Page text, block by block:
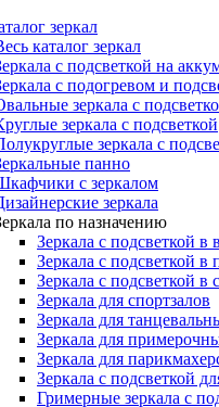
зеркал
каталог зеркал
с подсветкой на
с подогревом и
зеркала с
зеркала с подсветкой
зеркала с
панно
с зеркалом
зеркала
по назначению
Зеркала с подсветкой в
Зеркала с подсветкой
Зеркала с подсветкой в
Зеркала для спортзалов
Зеркала для
Зеркала для
Зеркала для
Зеркала с подсветкой
Гримерные зеркала с